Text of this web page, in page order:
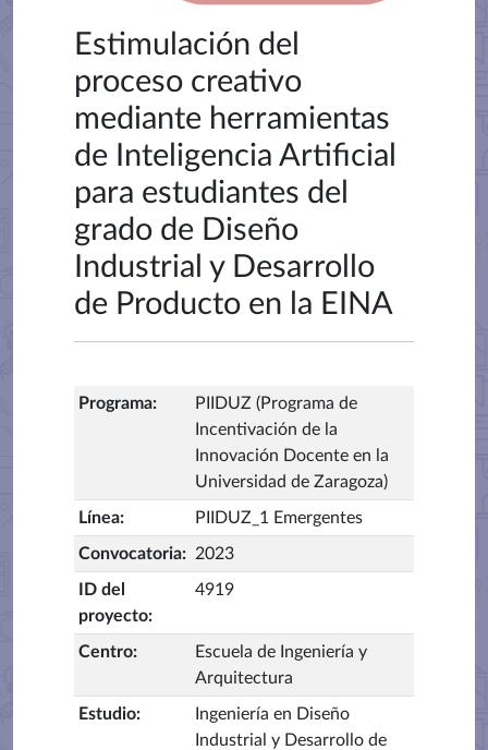
Estimulación del
proceso creativo
mediante herramientas
de Inteligencia Artificial
para estudiantes del
grado de Diseño
Industrial y Desarrollo
de Producto en la EINA
Programa:
PIIDUZ (Programa de
Incentivación de la
Innovación Docente en la
Universidad de Zaragoza)
Línea: PIIDUZ_1 Emergentes
Convocatoria: 2023
ID del
proyecto:
4919
Centro:
Escuela de Ingeniería y
Arquitectura
Estudio:
Ingeniería en Diseño
Industrial y Desarrollo de